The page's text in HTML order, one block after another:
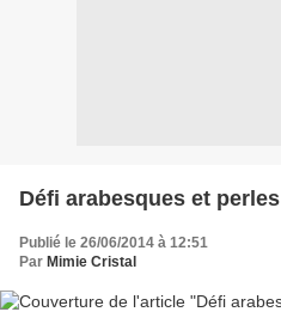
Défi arabesques et perles
Publié le 26/06/2014 à 12:51
Par Mimie Cristal